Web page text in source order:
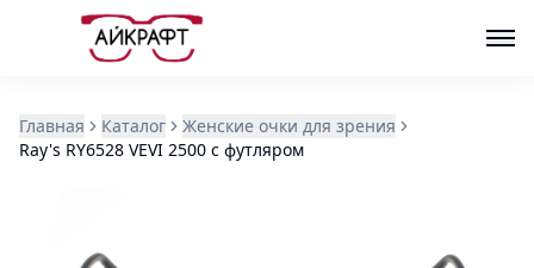
Главная Каталог
Женские очки для зрения
Ray's RY6528 VEVI 2500 с футляром